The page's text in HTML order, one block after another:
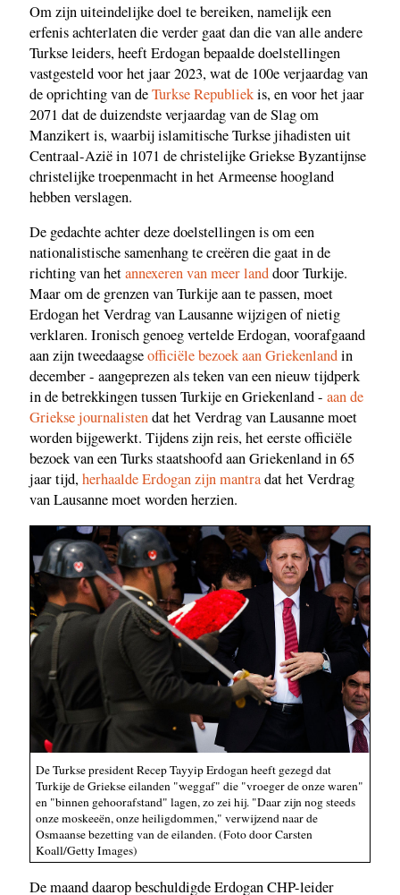
Om zijn uiteindelijke doel te bereiken, namelijk een
erfenis achterlaten die verder gaat dan die van alle andere
Turkse leiders, heeft Erdogan bepaalde doelstellingen
vastgesteld voor het jaar 2023, wat de 100e verjaardag van
de oprichting van deTurkse Republiekis, en voor het jaar
2071 dat de duizendste verjaardag van de Slag om
Manzikert is, waarbij islamitische Turkse jihadisten uit
Centraal-Azië in 1071 de christelijke Griekse Byzantijnse
christelijke troepenmacht in het Armeense hoogland
hebben verslagen.
De gedachte achter deze doelstellingen is om een
nationalistische samenhang te creëren die gaat in de
richting van hetannexeren van meer landdoor Turkije.
Maar om de grenzen van Turkije aan te passen, moet
Erdogan het Verdrag van Lausanne wijzigen of nietig
verklaren. Ironisch genoeg vertelde Erdogan, voorafgaand
aan zijn tweedaagseofficiële bezoek aan Griekenlandin
december - aangeprezen als teken van een nieuw tijdperk
in de betrekkingen tussen Turkije en Griekenland - aan de
Griekse journalistendat het Verdrag van Lausanne moet
worden bijgewerkt. Tijdens zijn reis, het eerste officiële
bezoek van een Turks staatshoofd aan Griekenland in 65
jaar tijd,herhaalde Erdogan zijn mantradat het Verdrag
van Lausanne moet worden herzien.
De Turkse president Recep Tayyip Erdogan heeft gezegd dat
Turkije de Griekse eilanden "weggaf" die "vroeger de onze waren"
en "binnen gehoorafstand" lagen, zo zei hij. "Daar zijn nog steeds
onze moskeeën, onze heiligdommen," verwijzend naar de
Osmaanse bezetting van de eilanden. (Foto door Carsten
Koall/Getty Images)
De maand daarop beschuldigde Erdogan CHP-leider